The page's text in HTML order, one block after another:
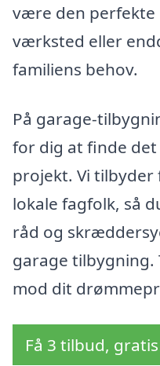
være den perfekte
værksted eller
familiens behov.
På garage-
for dig at finde
projekt. Vi
lokale fagfolk, så
råd og
garage tilbygning.
mod dit
Få 3 tilbud,